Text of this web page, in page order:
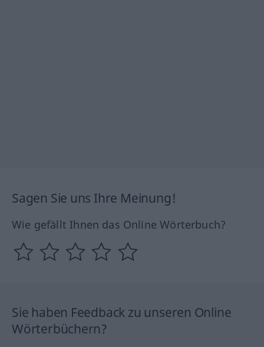
Sagen Sie uns Ihre Meinung!
Wie gefällt Ihnen das Online Wörterbuch?
Sie haben Feedback zu unseren Online
Wörterbüchern?